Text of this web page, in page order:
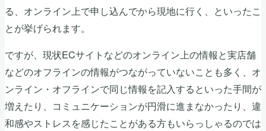
る、オンライン上で申し込んでから現地に行く、といったこ
とが挙げられます。
ですが、現状ECサイトなどのオンライン上の情報と実店舗
などのオフラインの情報がつながっていないことも多く、オ
ンライン・オフラインで同じ情報を記入するといった手間が
増えたり、コミュニケーションが円滑に進まなかったり、違
和感やストレスを感じたことがある方もいらっしゃるのでは